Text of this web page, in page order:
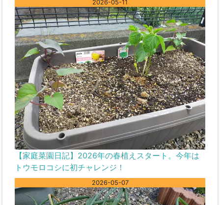
2026-05-11
【家庭菜園日記】2026年の春植えスタート。今年は
トウモロコシに初チャレンジ！
2026-05-07